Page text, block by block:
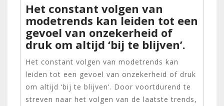
Het constant volgen van
modetrends kan leiden tot een
gevoel van onzekerheid of
druk om altijd ‘bij te blijven’.
Het constant volgen van modetrends kan
leiden tot een gevoel van onzekerheid of druk
om altijd ‘bij te blijven’. Door voortdurend te
streven naar het volgen van de laatste trends,